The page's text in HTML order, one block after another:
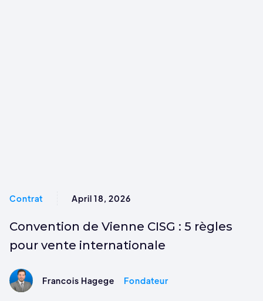
Contrat April 18, 2026
Convention de Vienne CISG : 5 règles
pour vente internationale
Francois Hagege Fondateur